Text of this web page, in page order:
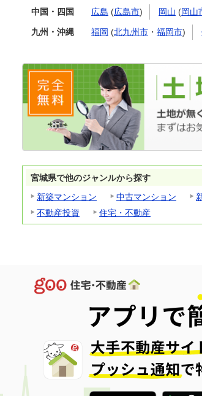
中国・四国 広島 (広島市) 岡山 (岡山
九州・沖縄 福岡 (北九州市 ・ 福岡市)
宮城県で他のジャンルから探す
新築マンション
中古マンション
不動産投資
住宅・不動産